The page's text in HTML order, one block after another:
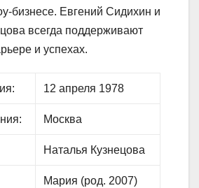
бизнесе. Евгений Сидихин и
всегда поддерживают
и успехах.
12 апреля 1978
Москва
Наталья Кузнецова
Мария (род. 2007)